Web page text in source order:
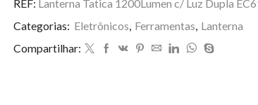
Luz
EC6960
REF: Lanterna Tatica 1200Lumen c/ Luz Dupla
Categorias: Eletrônicos, Ferramentas, Lanterna
Compartilhar: